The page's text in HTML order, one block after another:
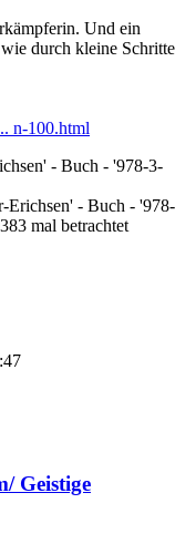
Und ein
durch kleine Schritte
n-100.html
Erichsen' - Buch - '978-
mal betrachtet
Geistige